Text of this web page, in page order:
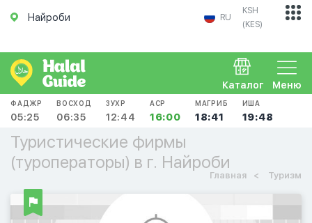
Найроби RU
KSH
(KES)
Меню
Каталог
ФАДЖР
05:25
ВОСХОД
06:35
ЗУХР
12:44
АСР
16:00
МАГРИБ
18:41
ИША
19:48
Туристические фирмы
(туроператоры) в г. Найроби
Главная Туризм